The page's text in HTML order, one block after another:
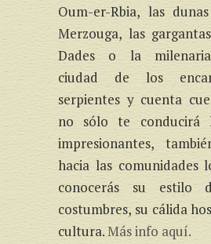
Oum-er-Rbia, las
Merzouga, las
Dades o la
ciudad de los
serpientes y cuenta
no sólo te conducirá
impresionantes,
hacia las comunidades
conocerás su estilo
costumbres, su cálida
cultura.Más info aquí.